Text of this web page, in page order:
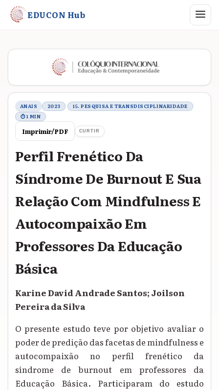
EDUCON Hub Abrir
Metadados do trabalho
ANAIS 2023
15. PESQUISA E TRANSDISCIPLINARIDADE
⏱ 1 MIN
Imprimir/PDF CURTIR
Perfil Frenético Da
Síndrome De Burnout E Sua
Relação Com Mindfulness E
Autocompaixão Em
Professores Da Educação
Básica
Karine David Andrade Santos; Joilson
Pereira da Silva
O presente estudo teve por objetivo avaliar o
poder de predição das facetas de mindfulness e
autocompaixão no perfil frenético da
síndrome de burnout em professores da
Educação Básica. Participaram do estudo